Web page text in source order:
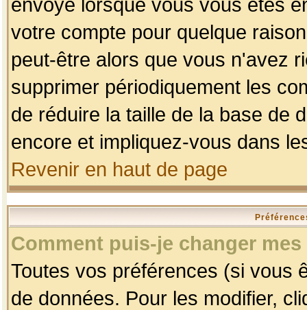
votre compte pour quelque
peut-être alors que vous n'avez
supprimer périodiquement les
de réduire la taille de la base de
encore et impliquez-vous dans
Revenir en haut de page
Comment puis-je changer
Toutes vos préférences (si vous
de données. Pour les modifier,